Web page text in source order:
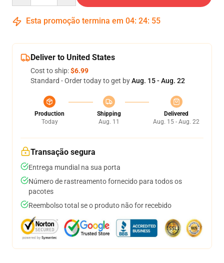
Esta promoção termina em 04: 24: 54
Deliver to United States
Cost to ship:$6.99
Standard - Order today to get byAug. 15 - Aug. 22
Production
Today
Shipping
Aug. 11
Delivered
Aug. 15 - Aug. 22
Transação segura
Entrega mundial na sua porta
Número de rastreamento fornecido para todos os
pacotes
Reembolso total se o produto não for recebido